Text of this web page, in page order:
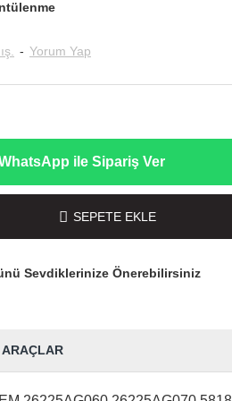
- Yorum Yap
ile Sipariş Ver
SEPETE EKLE
Sevdiklerinize Önerebilirsiniz